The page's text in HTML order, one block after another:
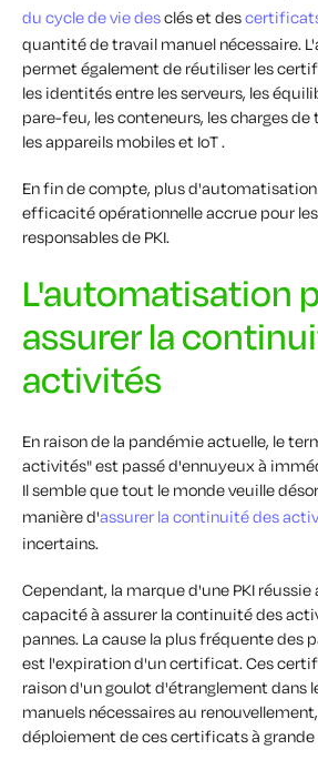
du cycle de vie desclés et des
quantité de travail manuel nécessaire.
permet également de réutiliser les
les identités entre les serveurs, les
pare-feu, les conteneurs, les charges de
les appareils mobiles et IoT .
En fin de compte, plus
efficacité opérationnelle accrue pour
responsables de PKI.
L'automatisation
assurer la
activités
En raison de la pandémie actuelle, le
activités" est passé d'ennuyeux à
Il semble que tout le monde veuille
manière d'assurer la continuité des
incertains.
Cependant, la marque d'une PKI réussie
capacité à assurer la continuité des
pannes. La cause la plus fréquente des
est l'expiration d'un certificat. Ces
raison d'un goulot d'étranglement dans
manuels nécessaires au
déploiement de ces certificats à grande